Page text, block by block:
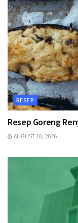
RESEP
Resep Goreng
AUGUST 10, 2026